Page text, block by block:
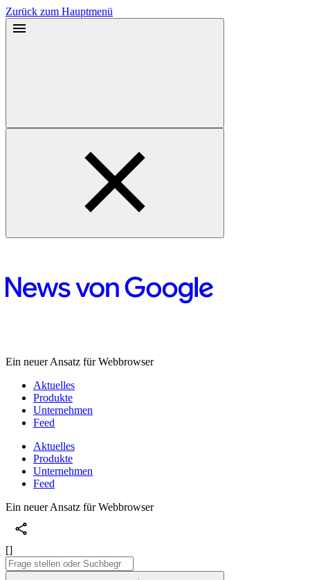
Zurück zum Hauptmenü
Ein neuer Ansatz für Webbrowser
Aktuelles
Produkte
Unternehmen
Feed
Aktuelles
Produkte
Unternehmen
Feed
Ein neuer Ansatz für Webbrowser
[]